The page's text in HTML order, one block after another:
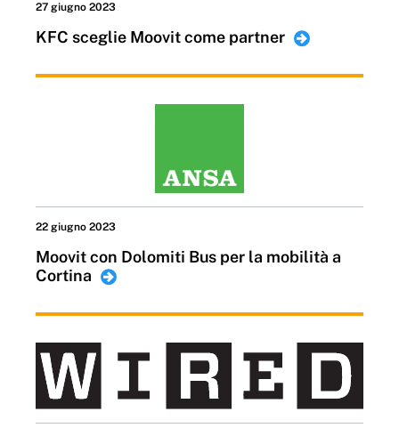
27 giugno 2023
KFC sceglie Moovit come partner
22 giugno 2023
Moovit con Dolomiti Bus per la mobilità a
Cortina